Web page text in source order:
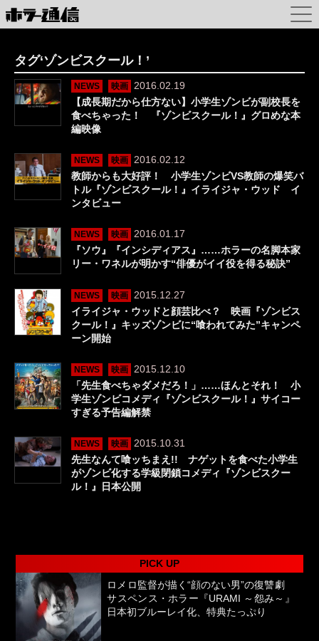
タグ‘ゾンビスクール！’
NEWS 映画
2016.02.19
【成長期だから仕方ない】小学生ゾンビが副校長を
食べちゃった！ 『ゾンビスクール！』グロめな本
編映像
NEWS 映画
2016.02.12
教師からも大好評！ 小学生ゾンビVS教師の爆笑バ
トル『ゾンビスクール！』イライジャ・ウッド イ
ンタビュー
NEWS 映画
2016.01.17
『ソウ』『インシディアス』……ホラーの名脚本家
リー・ワネルが明かす“俳優がイイ役を得る秘訣”
NEWS 映画
2015.12.27
イライジャ・ウッドと顔芸比べ？ 映画『ゾンビス
クール！』キッズゾンビに“喰われてみた”キャンペ
ーン開始
NEWS 映画
2015.12.10
「先生食べちゃダメだろ！」……ほんとそれ！ 小
学生ゾンビコメディ『ゾンビスクール！』サイコー
すぎる予告編解禁
NEWS 映画
2015.10.31
先生なんて喰ッちまえ!! ナゲットを食べた小学生
がゾンビ化する学級閉鎖コメディ『ゾンビスクー
ル！』日本公開
PICK UP
ロメロ監督が描く“顔のない男”の復讐劇
サスペンス・ホラー『URAMI ～怨み～』
日本初ブルーレイ化、特典たっぷり